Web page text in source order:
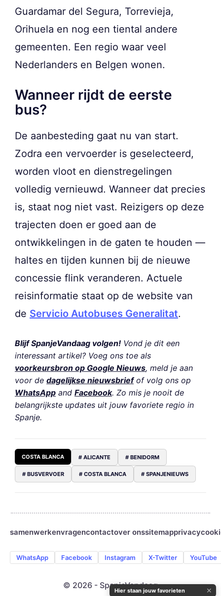
Guardamar del Segura, Torrevieja,
Orihuela en nog een tiental andere
gemeenten. Een regio waar veel
Nederlanders en Belgen wonen.
Wanneer rijdt de eerste
bus?
De aanbesteding gaat nu van start.
Zodra een vervoerder is geselecteerd,
worden vloot en dienstregelingen
volledig vernieuwd. Wanneer dat precies
is, staat nog niet vast. Reizigers op deze
trajecten doen er goed aan de
ontwikkelingen in de gaten te houden —
haltes en tijden kunnen bij de nieuwe
concessie flink veranderen. Actuele
reisinformatie staat op de website van
de Servicio Autobuses Generalitat.
Blijf SpanjeVandaag volgen! Vond je dit een
interessant artikel? Voeg ons toe als
voorkeursbron op Google Nieuws, meld je aan
voor de dagelijkse nieuwsbriefof volg ons op
WhatsApp and Facebook. Zo mis je nooit de
belangrijkste updates uit jouw favoriete regio in
Spanje.
COSTA BLANCA # ALICANTE # BENIDORM
# BUSVERVOER # COSTA BLANCA # SPANJENIEUWS
samenwerkenvragencontactover onssitemapprivacy
WhatsApp Facebook Instagram X-Twitter YouTube
© 2026 - SpanjeVandaag
Hier staan jouw favorieten ✕